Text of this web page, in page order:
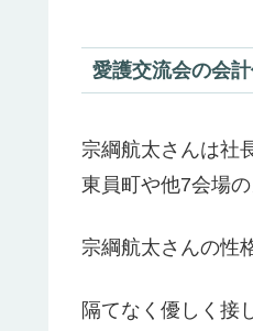
愛護交流会の会
宗綱航太さんは社
東員町や他7会場
宗綱航太さんの性
隔てなく優しく接